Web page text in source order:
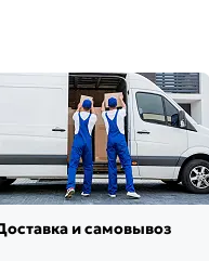
и самовывоз